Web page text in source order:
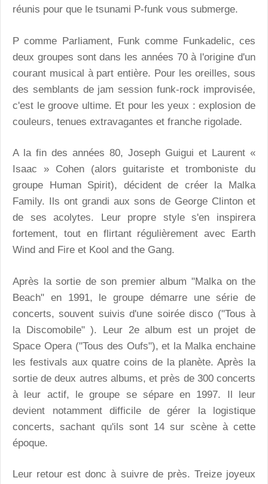
réunis pour que le tsunami P-funk vous submerge.
P comme Parliament, Funk comme Funkadelic, ces
deux groupes sont dans les années 70 à l'origine d'un
courant musical à part entière. Pour les oreilles, sous
des semblants de jam session funk-rock improvisée,
c'est le groove ultime. Et pour les yeux : explosion de
couleurs, tenues extravagantes et franche rigolade.
A la fin des années 80, Joseph Guigui et Laurent «
Isaac » Cohen (alors guitariste et tromboniste du
groupe Human Spirit), décident de créer la Malka
Family. Ils ont grandi aux sons de George Clinton et
de ses acolytes. Leur propre style s'en inspirera
fortement, tout en flirtant régulièrement avec Earth
Wind and Fire et Kool and the Gang.
Après la sortie de son premier album "Malka on the
Beach" en 1991, le groupe démarre une série de
concerts, souvent suivis d'une soirée disco ("Tous à
la Discomobile" ). Leur 2e album est un projet de
Space Opera ("Tous des Oufs"), et la Malka enchaine
les festivals aux quatre coins de la planète. Après la
sortie de deux autres albums, et près de 300 concerts
à leur actif, le groupe se sépare en 1997. Il leur
devient notamment difficile de gérer la logistique
concerts, sachant qu'ils sont 14 sur scène à cette
époque.
Leur retour est donc à suivre de près. Treize joyeux